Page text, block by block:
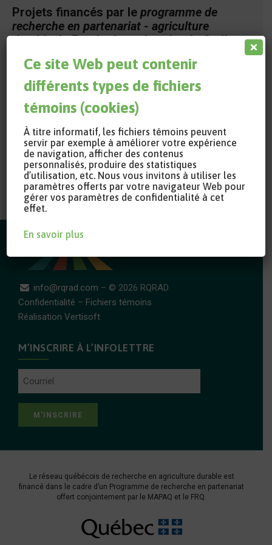
Projets financés par le programme de
recherche en partenariat - agriculture
durabledu Fonds de recherche du Québec
Développement d’un système d’aide à la décision
pour déterminer le potentiel d’accumulation de
matière organique du sol au Québec et les
pratiques pour l’atteindre
Coordonnées
info@rqrad.com – © 2026 RQRAD
Confidentialité – Fichiers témoins
Réalisation Vertisoft
M’INSCRIRE À L’INFOLETTRE
Courriel
Le réseau québécois de recherche en agriculture durable est
financé dans le cadre d’un Programme de recherche en partenariat
offert conjointement par le MAPAQ et le FRQ.
Ce site Web peut contenir
différents types de fichiers
témoins (cookies)
À titre informatif, les fichiers témoins peuvent
servir par exemple à améliorer votre expérience
de navigation, afficher des contenus
personnalisés, produire des statistiques
d’utilisation, etc. Nous vous invitons à utiliser les
paramètres offerts par votre navigateur Web pour
gérer vos paramètres de confidentialité à cet
effet.
En savoir plus